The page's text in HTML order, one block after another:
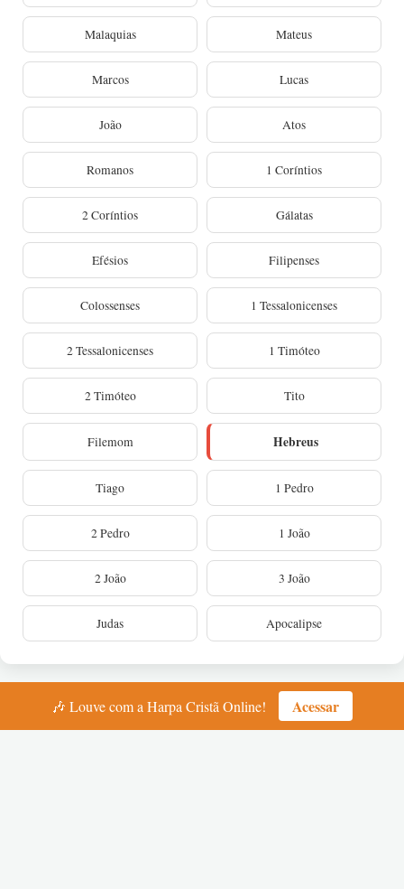
Malaquias Mateus
Marcos Lucas
João Atos
Romanos 1 Coríntios
2 Coríntios Gálatas
Efésios Filipenses
Colossenses 1 Tessalonicenses
2 Tessalonicenses 1 Timóteo
2 Timóteo Tito
Filemom Hebreus
Tiago 1 Pedro
2 Pedro 1 João
2 João 3 João
Judas Apocalipse
🎶 Louve com a Harpa Cristã Online! Acessar